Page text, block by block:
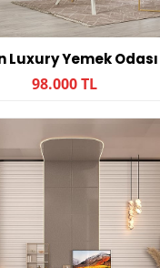
Luxury Yemek Odası
98.000 TL